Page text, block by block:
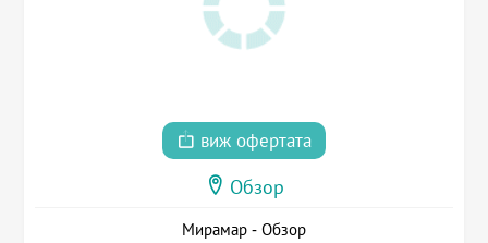
виж офертата
Обзор
Мирамар - Обзор